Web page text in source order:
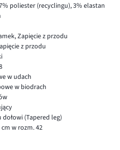
poliester (recyclingu), 3% elastan
Zapięcie z przodu
z przodu
w udach
w biodrach
(Tapered leg)
cm w rozm. 42